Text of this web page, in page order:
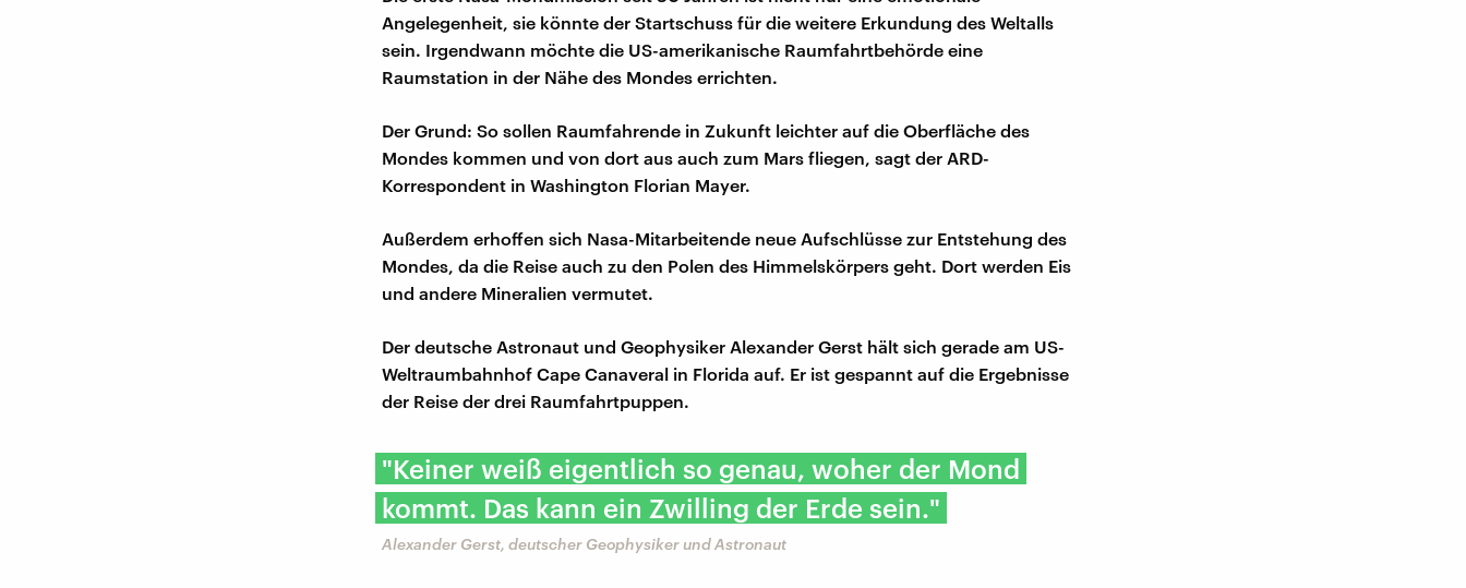
Angelegenheit, sie könnte der Startschuss für die weitere Erkundung des Weltalls
sein. Irgendwann möchte die US-amerikanische Raumfahrtbehörde eine
Raumstation in der Nähe des Mondes errichten.
Der Grund: So sollen Raumfahrende in Zukunft leichter auf die Oberfläche des
Mondes kommen und von dort aus auch zum Mars fliegen, sagt der ARD-
Korrespondent in Washington Florian Mayer.
Außerdem erhoffen sich Nasa-Mitarbeitende neue Aufschlüsse zur Entstehung des
Mondes, da die Reise auch zu den Polen des Himmelskörpers geht. Dort werden Eis
und andere Mineralien vermutet.
Der deutsche Astronaut und Geophysiker Alexander Gerst hält sich gerade am US-
Weltraumbahnhof Cape Canaveral in Florida auf. Er ist gespannt auf die Ergebnisse
der Reise der drei Raumfahrtpuppen.
"Keiner weiß eigentlich so genau, woher der Mond
kommt. Das kann ein Zwilling der Erde sein."
Alexander Gerst, deutscher Geophysiker und Astronaut